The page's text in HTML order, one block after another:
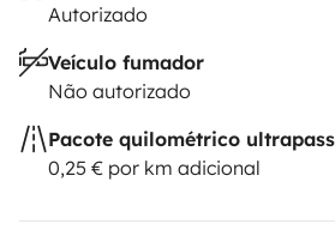
Autorizado
Veículo fumador
Não autorizado
Pacote quilométrico
0,25 € por km adicional